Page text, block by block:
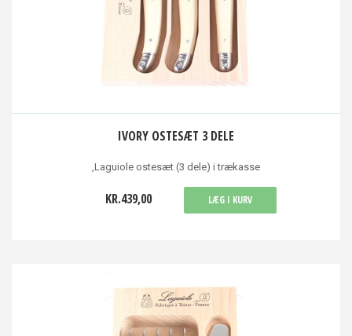
IVORY OSTESÆT 3 DELE
,Laguiole ostesæt (3 dele) i trækasse
KR.439,00 LÆG I KURV